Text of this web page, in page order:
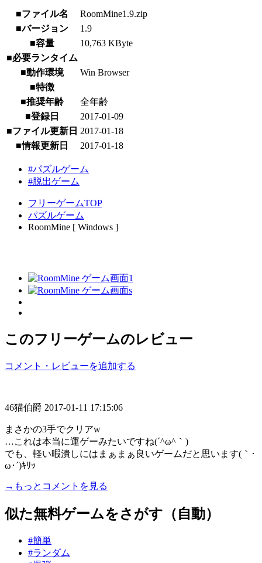
■ファイル名
RoomMine1.9.zip
■バージョン
1.9
■容量
10,763 KByte
■必要ランタイム
■動作環境
Win Browser
■特徴
■推奨年齢
全年齢
■登録日
2017-01-09
■ファイル更新日 2017-01-18
■情報更新日
2017-01-18
#パズルゲーム
#脱出ゲーム
フリーゲームTOP
パズルゲーム
RoomMine [ Windows ]
このフリーゲームのレビュー
コメント・レビューを追加する
46猫伯爵 2017-01-11 17:15:06
まさかの3手でクリアw
…これは本当に運ゲーみたいですね(´^ω^｀)
でも、軽い暇潰しにはまぁまぁ良いゲームだと思います(｀･
ω･´)ｷﾘｯ
→もっとコメントを見る
似た無料ゲームをさがす（自動）
#簡単
#ランダム